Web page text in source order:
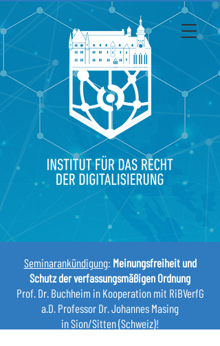
Seminarankündigung: Meinungsfreiheit und
Schutz der verfassungsmäßigen Ordnung
Prof. Dr. Buchheim in Kooperation mit RiBVerfG
a.D. Professor Dr. Johannes Masing
in Sion/Sitten (Schweiz)!